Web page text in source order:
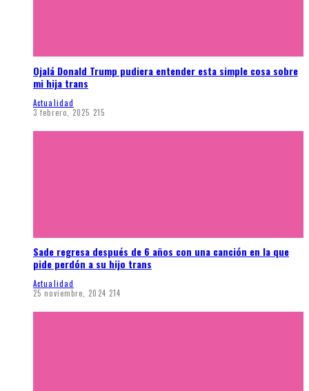
Ojalá Donald Trump pudiera entender esta simple cosa sobre
mi hija trans
Actualidad
3 febrero, 2025 215
Sade regresa después de 6 años con una canción en la que
pide perdón a su hijo trans
Actualidad
25 noviembre, 2024 214